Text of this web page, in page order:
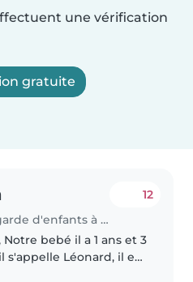
une vérification
gratuite
Job de garde d'enfants à Remich
12
s'appelle Léonard, il est